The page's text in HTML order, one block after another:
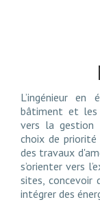
L’ingénieur en
bâtiment et les
vers la gestion
choix de
des travaux
s’orienter vers
sites, concevoir
intégrer des